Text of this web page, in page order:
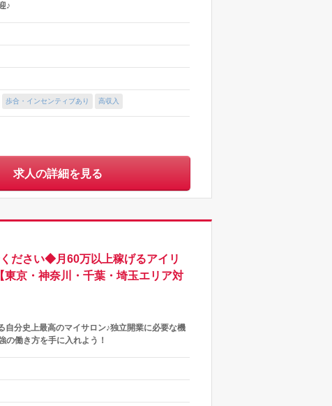
♪
歩合・インセンティブあり 高収入
求人の詳細を見る
ださい◆月60万以上稼げるアイリ
京・神奈川・千葉・埼玉エリア対
自分史上最高のマイサロン♪独立開業に必要な機
働き方を手に入れよう！